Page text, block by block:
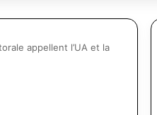
appellent l’UA et la